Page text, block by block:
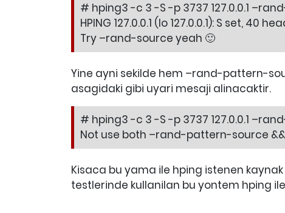
# hping3 -c 3 -S -p 3737 127.0.0.1
HPING 127.0.0.1 (lo 127.0.0.1): S set, 40
Try –rand-source yeah 🙂
Yine ayni sekilde hem –rand-pattern-
asagidaki gibi uyari mesaji alinacaktir.
# hping3 -c 3 -S -p 3737 127.0.0.1
Not use both –rand-pattern-source
Kisaca bu yama ile hping istenen
testlerinde kullanilan bu yontem hping